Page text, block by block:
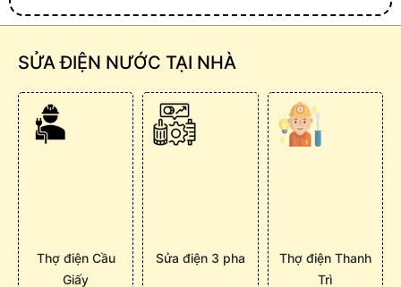
SỬA ĐIỆN NƯỚC TẠI NHÀ
Thợ điện Cầu
Giấy
Sửa điện 3 pha
Thợ điện Thanh
Trì